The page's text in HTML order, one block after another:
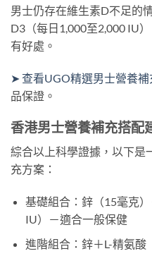
男士仍存在維生素D不足的
D3（每日1,000至2,000 IU
有好處。
➤ 查看UGO精選男士營養補
品保證。
香港男士營養補充搭配
綜合以上科學證據，以下是
充方案：
基礎組合：鋅（15毫克
IU）－適合一般保健
進階組合：鋅＋L-精氨酸